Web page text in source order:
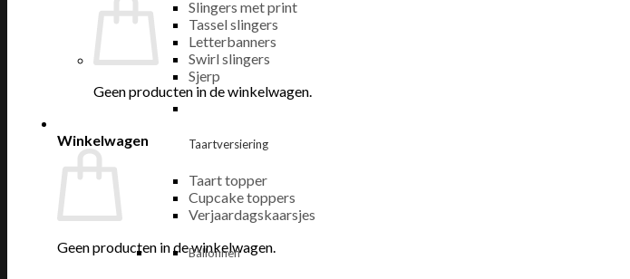
Geen producten in de winkelwagen.
Winkelwagen
Geen producten in de winkelwagen.
Slingers met print
Tassel slingers
Letterbanners
Swirl slingers
Sjerp
Taartversiering
Taart topper
Cupcake toppers
Verjaardagskaarsjes
Ballonnen